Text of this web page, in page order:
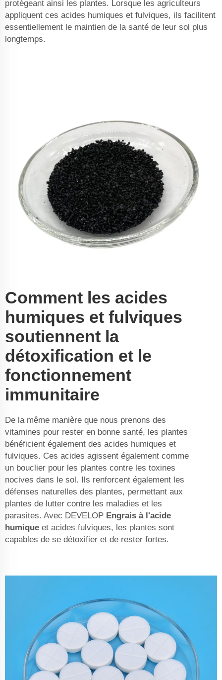
protégeant ainsi les plantes. Lorsque les agriculteurs
appliquent ces acides humiques et fulviques, ils facilitent
essentiellement le maintien de la santé de leur sol plus
longtemps.
Comment les acides
humiques et fulviques
soutiennent la
détoxification et le
fonctionnement
immunitaire
De la même manière que nous prenons des
vitamines pour rester en bonne santé, les plantes
bénéficient également des acides humiques et
fulviques. Ces acides agissent également comme
un bouclier pour les plantes contre les toxines
nocives dans le sol. Ils renforcent également les
défenses naturelles des plantes, permettant aux
plantes de lutter contre les maladies et les
parasites. Avec DEVELOP Engrais à l'acide
humique et acides fulviques, les plantes sont
capables de se détoxifier et de rester fortes.